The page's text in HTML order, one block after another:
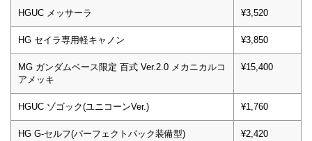
HGUC メッサーラ ¥3,520
HG セイラ専用軽キャノン ¥3,850
MG ガンダムベース限定 百式 Ver.2.0 メカニカルコ
アメッキ
¥15,400
HGUC ゾゴック(ユニコーンVer.) ¥1,760
HG G-セルフ(パーフェクトパック装備型) ¥2,420